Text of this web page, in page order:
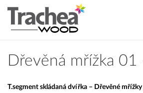
Dřevěná mřížka 01
T.segment skládaná dvířka – Dřevěné